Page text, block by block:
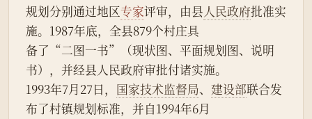
规划分别通过地区专家评审，由县人民政府批准实
施。1987年底，全县879个村庄具
备了“二图一书”（现状图、平面规划图、说明
书），并经县人民政府审批付诸实施。
1993年7月27日， 国家技术监督局、 建设部联合发
布了村镇规划标准，并自1994年6月